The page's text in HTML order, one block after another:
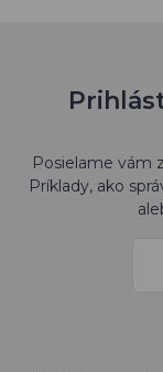
Posielame vám
Príklady, ako